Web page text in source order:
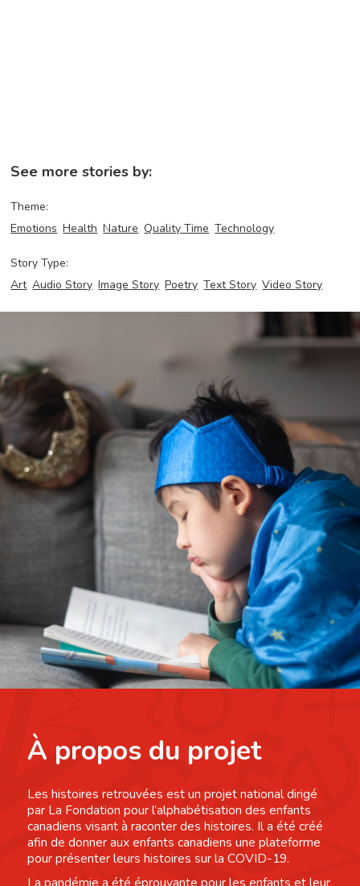
See more stories by:
Theme:
Emotions Health Nature Quality Time Technology
Story Type:
Art Audio Story Image Story Poetry Text Story Video Story
À propos du projet
Les histoires retrouvées est un projet national dirigé
par La Fondation pour l’alphabétisation des enfants
canadiens visant à raconter des histoires. Il a été créé
afin de donner aux enfants canadiens une plateforme
pour présenter leurs histoires sur la COVID-19.